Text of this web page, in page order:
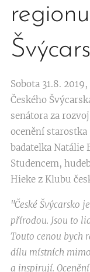
Sobota 31.8.
Českého
senátora za
ocenění starostka
badatelka Natálie
Studencem,
Hieke z Klubu
"České Švýcarsko
přírodou. Jsou to
Touto cenou bych
dílu místních
a inspirují.